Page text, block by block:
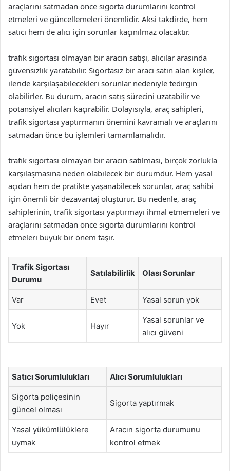
araçlarını satmadan önce sigorta durumlarını kontrol
etmeleri ve güncellemeleri önemlidir. Aksi takdirde, hem
satıcı hem de alıcı için sorunlar kaçınılmaz olacaktır.
trafik sigortası olmayan bir aracın satışı, alıcılar arasında
güvensizlik yaratabilir. Sigortasız bir aracı satın alan kişiler,
ileride karşılaşabilecekleri sorunlar nedeniyle tedirgin
olabilirler. Bu durum, aracın satış sürecini uzatabilir ve
potansiyel alıcıları kaçırabilir. Dolayısıyla, araç sahipleri,
trafik sigortası yaptırmanın önemini kavramalı ve araçlarını
satmadan önce bu işlemleri tamamlamalıdır.
trafik sigortası olmayan bir aracın satılması, birçok zorlukla
karşılaşmasına neden olabilecek bir durumdur. Hem yasal
açıdan hem de pratikte yaşanabilecek sorunlar, araç sahibi
için önemli bir dezavantaj oluşturur. Bu nedenle, araç
sahiplerinin, trafik sigortası yaptırmayı ihmal etmemeleri ve
araçlarını satmadan önce sigorta durumlarını kontrol
etmeleri büyük bir önem taşır.
Trafik Sigortası
Durumu
Satılabilirlik Olası Sorunlar
Var Evet Yasal sorun yok
Yok Hayır
Yasal sorunlar ve
alıcı güveni
Satıcı Sorumlulukları Alıcı Sorumlulukları
Sigorta poliçesinin
güncel olması
Sigorta yaptırmak
Yasal yükümlülüklere
uymak
Aracın sigorta durumunu
kontrol etmek